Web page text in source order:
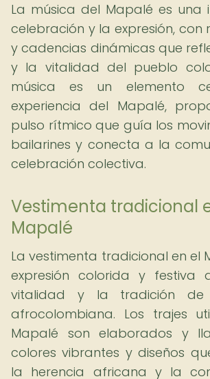
La música del Mapalé es una
celebración y la expresión, con
y cadencias dinámicas que
y la vitalidad del pueblo
música es un elemento
experiencia del Mapalé,
pulso rítmico que guía los
bailarines y conecta a la
celebración colectiva.
Vestimenta tradicional
Mapalé
La vestimenta tradicional en el
expresión colorida y festiva
vitalidad y la tradición de
afrocolombiana. Los trajes
Mapalé son elaborados y
colores vibrantes y diseños
la herencia africana y la